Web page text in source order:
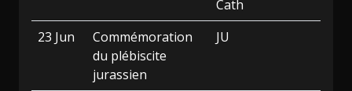
Cath
23 Jun
Commémoration
du plébiscite
jurassien
JU